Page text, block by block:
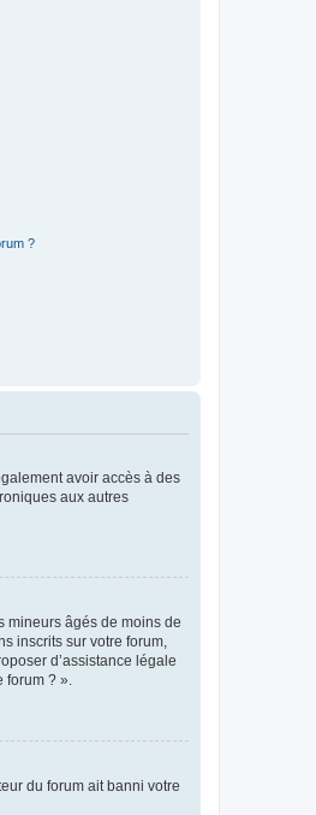
?
avoir accès à des
aux autres
mineurs âgés de moins de
inscrits sur votre forum,
d’assistance légale
? ».
du forum ait banni votre